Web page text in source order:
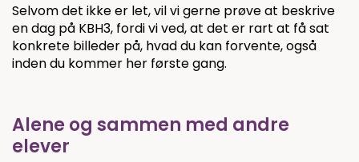
Selvom det ikke er let, vil vi gerne prøve at beskrive
en dag på KBH3, fordi vi ved, at det er rart at få sat
konkrete billeder på, hvad du kan forvente, også
inden du kommer her første gang.
Alene og sammen med andre
elever